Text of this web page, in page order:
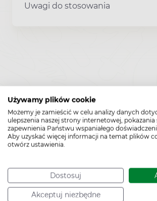
Używamy plików cookie
Możemy je zamieścić w celu analizy danych
ulepszenia naszej strony internetowej,
zapewnienia Państwu wspaniałego
Aby uzyskać więcej informacji na temat plików
otwórz ustawienia.
Dostosuj
Akceptuj niezbędne
Uwagi do stosowania